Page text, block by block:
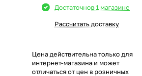
Достаточнов 1 магазине
Рассчитать доставку
Цена действительна только для
интернет-магазина и может
отличаться от цен в розничных
любого банка